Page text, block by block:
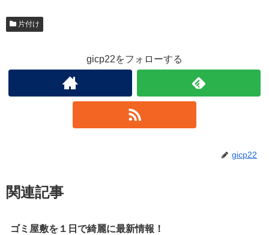
片付け
gicp22をフォローする
gicp22
関連記事
ゴミ屋敷を１日で綺麗に最新情報！